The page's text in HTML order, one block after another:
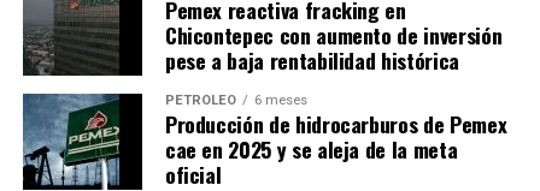
Pemex reactiva fracking en
Chicontepec con aumento de inversión
pese a baja rentabilidad histórica
PETRÓLEO 6 meses
Producción de hidrocarburos de Pemex
cae en 2025 y se aleja de la meta
oficial